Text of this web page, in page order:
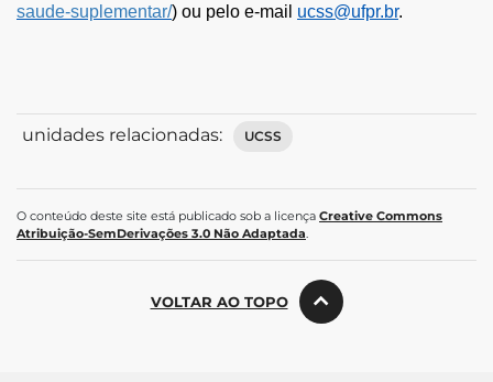
saude-suplementar/) ou pelo e-mail ucss@ufpr.br.
unidades relacionadas: UCSS
O conteúdo deste site está publicado sob a licença Creative Commons
Atribuição-SemDerivações 3.0 Não Adaptada
VOLTAR AO TOPO